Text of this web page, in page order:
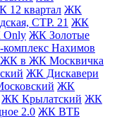
12 квартал ЖК
СТР. 21 ЖК
ЖК Золотые
Нахимов
ЖК в ЖК Москвичка
ЖК Дискавери
ЖК
ЖК Крылатский ЖК
2.0 ЖК ВТБ